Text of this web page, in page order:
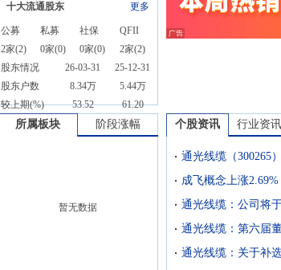
十大流通股东 更多
公募 私募 社保
QFII
2家(2) 0家(0) 0家(0) 2家(2)
股东情况
26-03-31
25-12-31
股东户数
8.34万
5.44万
较上期(%)
53.52 61.20
所属板块 阶段涨幅
暂无数据
个股资讯 行业资讯
成飞概念上涨
通光线缆：第六届